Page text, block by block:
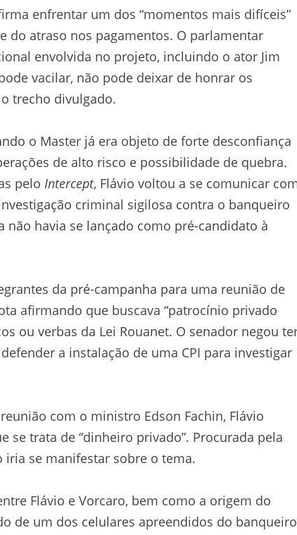
enfrentar um dos “momentos mais difíceis”
do atraso nos pagamentos. O parlamentar
envolvida no projeto, incluindo o ator Jim
vacilar, não pode deixar de honrar os
trecho divulgado.
o Master já era objeto de forte desconfiança
de alto risco e possibilidade de quebra.
pelo Intercept, Flávio voltou a se comunicar
criminal sigilosa contra o banqueiro
não havia se lançado como pré-candidato à
da pré-campanha para uma reunião de
afirmando que buscava “patrocínio privado
ou verbas da Lei Rouanet. O senador negou
a instalação de uma CPI para investigar
com o ministro Edson Fachin, Flávio
se trata de “dinheiro privado”. Procurada pela
iria se manifestar sobre o tema.
Flávio e Vorcaro, bem como a origem do
de um dos celulares apreendidos do